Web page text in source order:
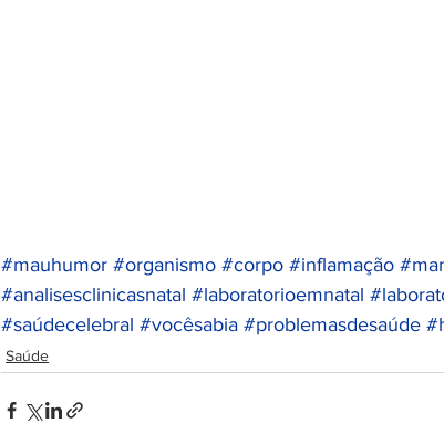
#mauhumor #organismo #corpo #inflamação
#analisesclinicasnatal #laboratorioemnatal
#saúdecelebral #vocêsabia #problemasdesaúde
Saúde